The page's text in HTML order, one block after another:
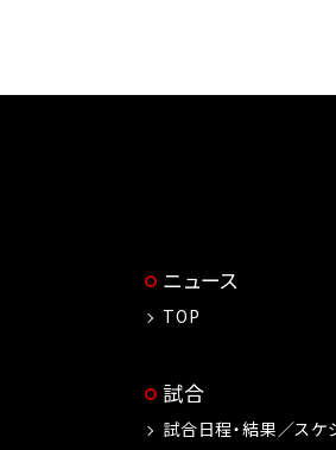
ニュース
TOP
試合
試合日程・結果／スケ